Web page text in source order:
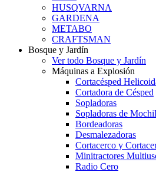
HUSQVARNA
GARDENA
METABO
CRAFTSMAN
Bosque y Jardín
Ver todo Bosque y Jardín
Máquinas a Explosión
Cortacésped
Cortadora de Césped
Sopladoras
Sopladoras de
Bordeadoras
Desmalezadoras
Cortacerco y
Minitractores
Radio Cero